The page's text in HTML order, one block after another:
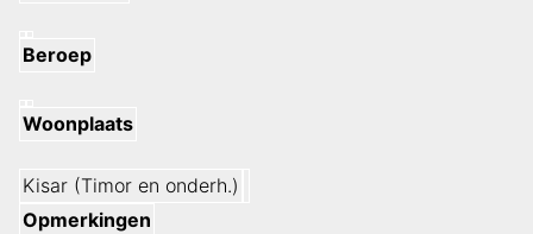
Beroep
Woonplaats
Kisar (Timor en onderh.)
Opmerkingen